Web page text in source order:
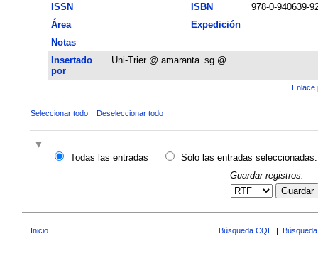
ISSN
ISBN
978-0-940639-
Área
Expedición
Notas
Insertado
por
Uni-Trier @ amaranta_sg @
Enlace
Seleccionar todo Deseleccionar todo
Todas las entradas
Sólo las entradas seleccionadas:
Guardar registros:
Guardar
Inicio Búsqueda CQL